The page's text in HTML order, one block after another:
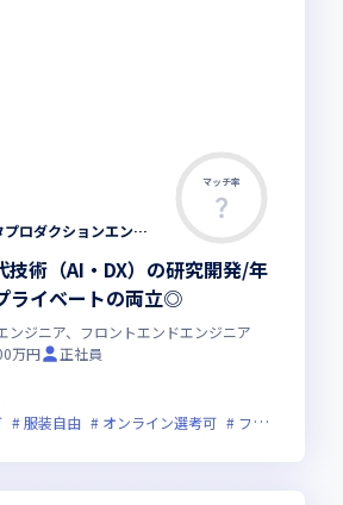
マッチ率
株式会社トヨタプロダクションエンジニアリング
技術（AI・DX）の研究開発/年
ライベートの両立◎
ンジニア、フロントエンドエンジニア
万円
正社員
服装自由 オンライン選考可 フレックス制度あり